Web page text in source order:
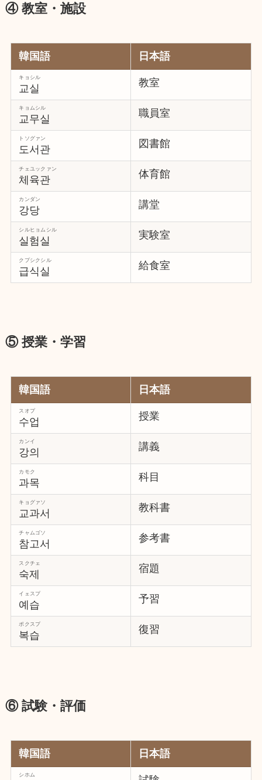
④ 教室・施設
韓国語 日本語
교실
キョシル 教室
교무실
キョムシル 職員室
도서관
トソグァン 図書館
체육관
チェユックァン 体育館
강당
カンダン 講堂
실험실
シルヒョムシル 実験室
급식실
クプシクシル 給食室
⑤ 授業・学習
韓国語 日本語
수업
スオプ 授業
강의
カンイ 講義
과목
カモク 科目
교과서
キョグァソ 教科書
참고서
チャムゴソ 参考書
숙제
スクチェ 宿題
예습
イェスプ 予習
복습
ポクスプ 復習
⑥ 試験・評価
韓国語 日本語
シホム